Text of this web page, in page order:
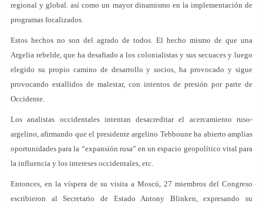
regional y global. así como un mayor dinamismo en la implementación de
programas focalizados.
Estos hechos no son del agrado de todos. El hecho mismo de que una
Argelia rebelde, que ha desafiado a los colonialistas y sus secuaces y luego
elegido su propio camino de desarrollo y socios, ha provocado y sigue
provocando estallidos de malestar, con intentos de presión por parte de
Occidente.
Los analistas occidentales intentan desacreditar el acercamiento ruso-
argelino, afirmando que el presidente argelino Tebboune ha abierto amplias
oportunidades para la “expansión rusa” en un espacio geopolítico vital para
la influencia y los intereses occidentales, etc.
Entonces, en la víspera de su visita a Moscú, 27 miembros del Congreso
escribieron al Secretario de Estado Antony Blinken, expresando su